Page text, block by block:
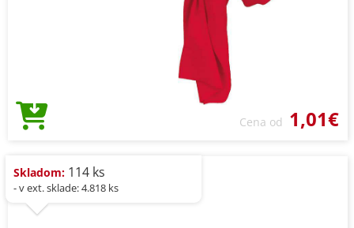
Cena od 1,01€
Skladom: 114 ks
- v ext. sklade: 4.818 ks